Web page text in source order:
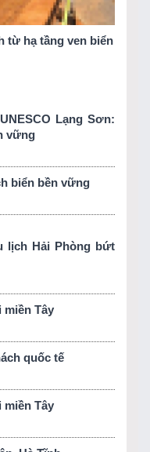
từ hạ tầng ven biển
Lạng Sơn:
vững
biển bền vững
lịch Hải Phòng bứt
miền Tây
quốc tế
miền Tây